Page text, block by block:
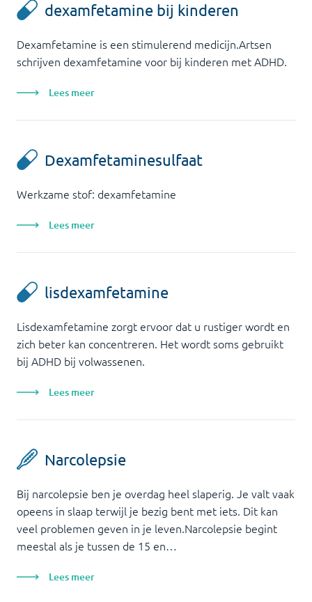
dexamfetamine bij kinderen
Dexamfetamine is een stimulerend medicijn.Artsen
schrijven dexamfetamine voor bij kinderen met ADHD.
Lees meer
Dexamfetaminesulfaat
Werkzame stof: dexamfetamine
Lees meer
lisdexamfetamine
Lisdexamfetamine zorgt ervoor dat u rustiger wordt en
zich beter kan concentreren. Het wordt soms gebruikt
bij ADHD bij volwassenen.
Lees meer
Narcolepsie
Bij narcolepsie ben je overdag heel slaperig. Je valt vaak
opeens in slaap terwijl je bezig bent met iets. Dit kan
veel problemen geven in je leven.Narcolepsie begint
meestal als je tussen de 15 en…
Lees meer